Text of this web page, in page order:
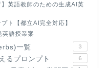
】英語教師のための生成AI英
ト【都立AI完全対応】
語授業案
一覧 3
るプロンプト 6